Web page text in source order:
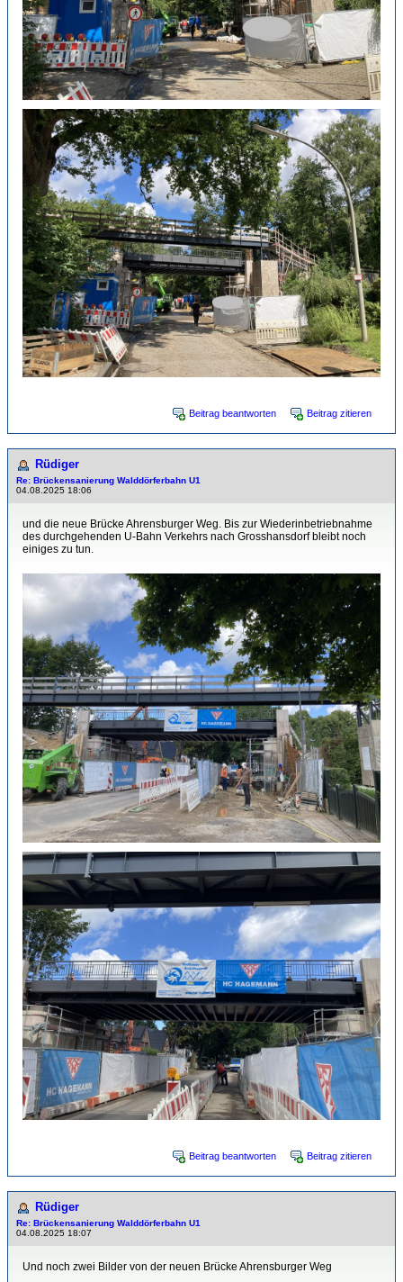
Beitrag beantworten Beitrag zitieren
Rüdiger
Re: Brückensanierung Walddörferbahn U1
04.08.2025 18:06
und die neue Brücke Ahrensburger Weg. Bis zur Wiederinbetriebnahme
des durchgehenden U-Bahn Verkehrs nach Grosshansdorf bleibt noch
einiges zu tun.
Beitrag beantworten Beitrag zitieren
Rüdiger
Re: Brückensanierung Walddörferbahn U1
04.08.2025 18:07
Und noch zwei Bilder von der neuen Brücke Ahrensburger Weg